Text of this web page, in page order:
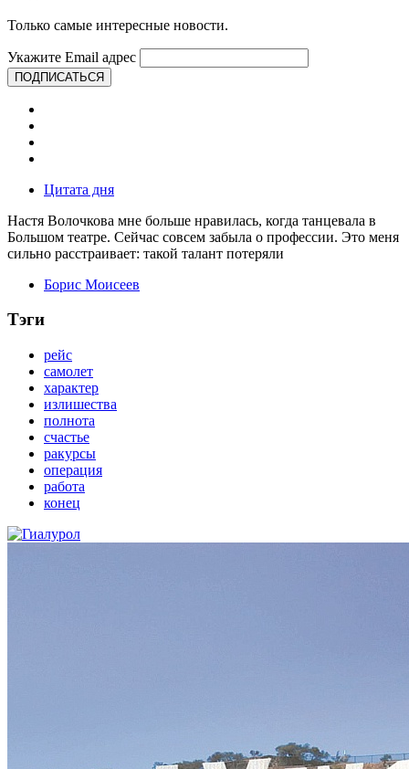
Только самые интересные новости.
Укажите Email адрес
ПОДПИСАТЬСЯ
Цитата дня
Настя Волочкова мне больше нравилась, когда танцевала в
Большом театре. Сейчас совсем забыла о профессии. Это меня
сильно расстраивает: такой талант потеряли
Борис Моисеев
Тэги
рейс
самолет
характер
излишества
полнота
счастье
ракурсы
операция
работа
конец